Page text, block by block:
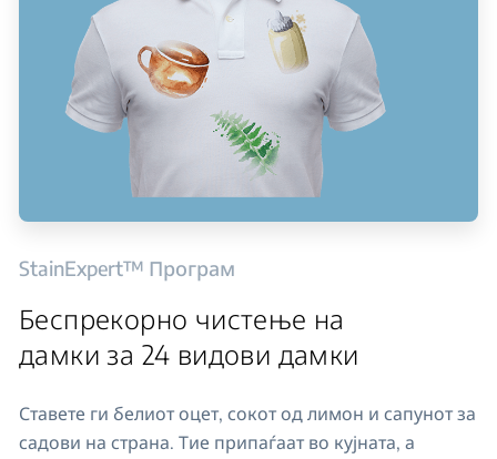
StainExpert™ Програм
Беспрекорно чистење на
дамки за 24 видови дамки
Ставете ги белиот оцет, сокот од лимон и сапунот за
садови на страна. Тие припаѓаат во кујната, а